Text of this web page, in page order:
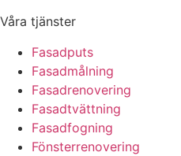
Våra tjänster
Fasadputs
Fasadmålning
Fasadrenovering
Fasadtvättning
Fasadfogning
Fönsterrenovering